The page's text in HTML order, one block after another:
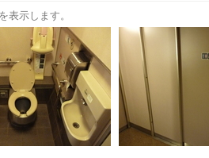
表示します。